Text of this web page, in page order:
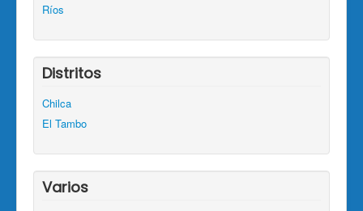
Ríos
Distritos
Chilca
El Tambo
Varios